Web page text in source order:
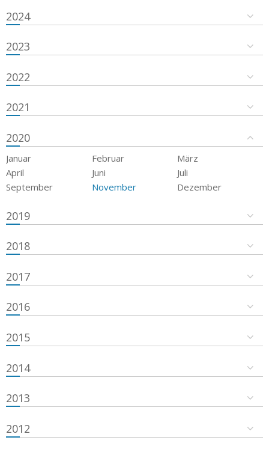
2024
2023
2022
2021
2020
Januar Februar
März
April
Juni
Juli
September
November Dezember
2019
2018
2017
2016
2015
2014
2013
2012